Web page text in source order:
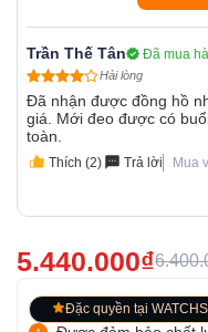
Trần Thế Tân Đã mua
Hài lòng
Đã nhận được đồng hồ
giá. Mới đeo được có
toàn.
Thích (2) Trả lời Mua
5.440.000₫
Đặc quyền tại